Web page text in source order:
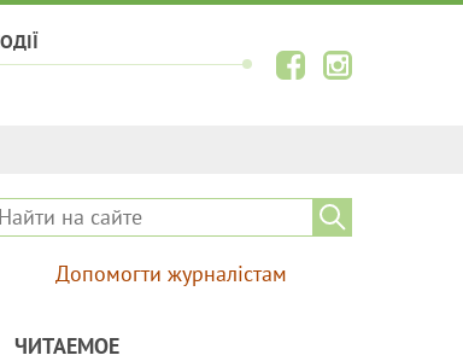
Допомогти журналістам
ЧИТАЕМОЕ